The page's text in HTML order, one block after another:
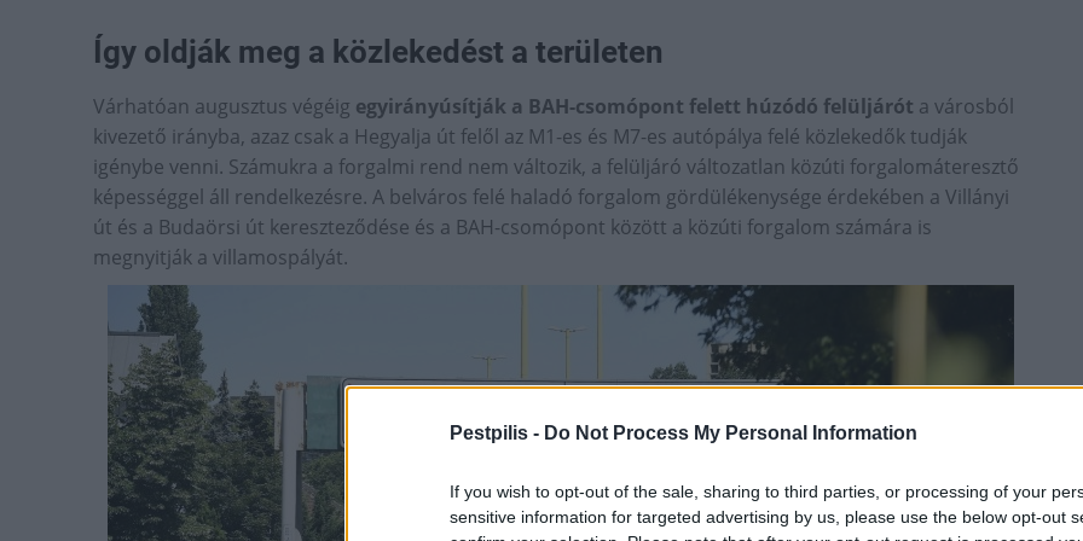
Pestpilis - Do Not Process My Personal Information
If you wish to opt-out of the sale, sharing to third parties, or processing of your
sensitive information for targeted advertising by us, please use the below opt-out
Így oldják meg a közlekedést a területen
Várhatóan augusztus végéig egyirányúsítják a BAH-csomópont felett húzódó felüljárót a városból
kivezető irányba, azaz csak a Hegyalja út felől az M1-es és M7-es autópálya felé közlekedők tudják
igénybe venni. Számukra a forgalmi rend nem változik, a felüljáró változatlan közúti forgalomáteresztő
képességgel áll rendelkezésre. A belváros felé haladó forgalom gördülékenysége érdekében a Villányi
út és a Budaörsi út kereszteződése és a BAH-csomópont között a közúti forgalom számára is
megnyitják a villamospályát.